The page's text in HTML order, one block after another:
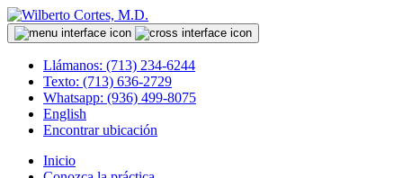
Llámanos: (713) 234-6244
Texto: (713) 636-2729
Whatsapp: (936) 499-8075
English
Encontrar ubicación
Inicio